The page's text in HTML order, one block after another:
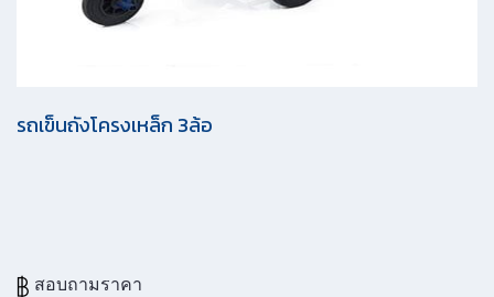
รถเข็นถังโครงเหล็ก 3ล้อ
สอบถามราคา